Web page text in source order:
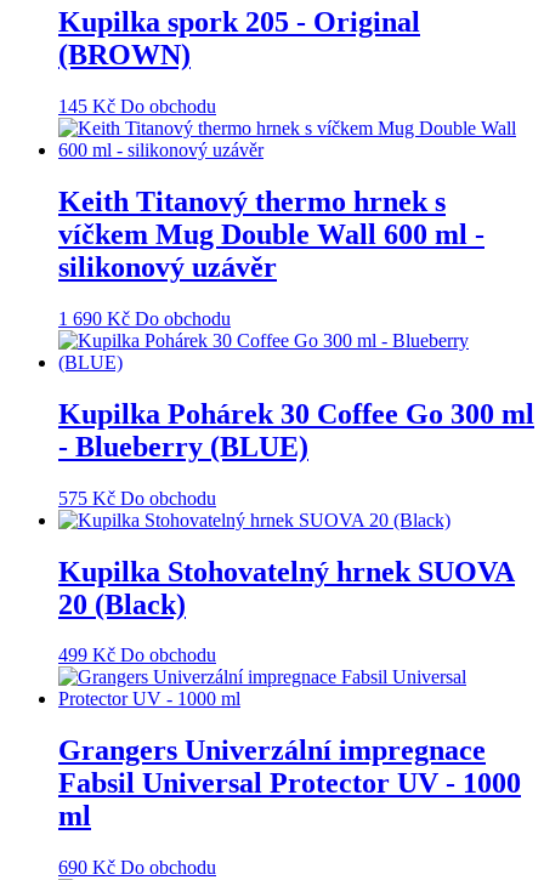
Kupilka spork 205 - Original
(BROWN)
145 Kč Do obchodu
Keith Titanový thermo hrnek s
víčkem Mug Double Wall 600 ml -
silikonový uzávěr
1 690 Kč Do obchodu
Kupilka Pohárek 30 Coffee Go 300 ml
- Blueberry (BLUE)
575 Kč Do obchodu
Kupilka Stohovatelný hrnek SUOVA
20 (Black)
499 Kč Do obchodu
Grangers Univerzální impregnace
Fabsil Universal Protector UV - 1000
ml
690 Kč Do obchodu